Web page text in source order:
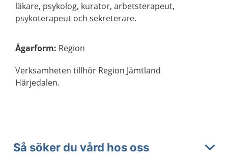
läkare, psykolog, kurator, arbetsterapeut,
psykoterapeut och sekreterare.
Ägarform: Region
Verksamheten tillhör Region Jämtland
Härjedalen.
Så söker du vård hos oss